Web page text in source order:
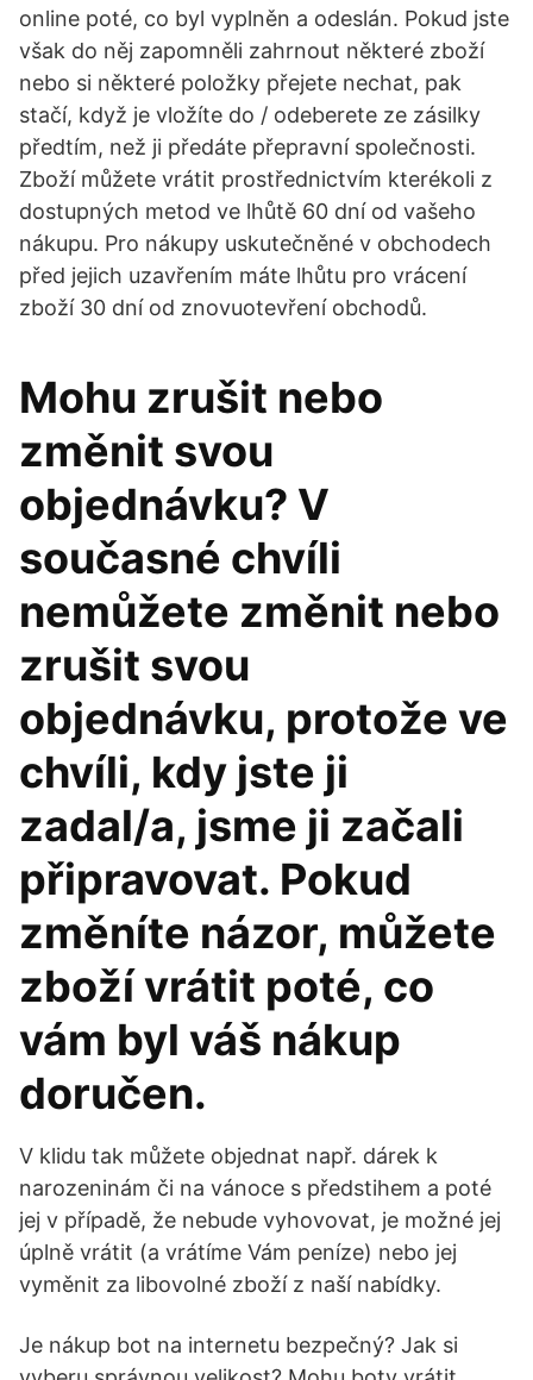
online poté, co byl vyplněn a odeslán. Pokud jste
však do něj zapomněli zahrnout některé zboží
nebo si některé položky přejete nechat, pak
stačí, když je vložíte do / odeberete ze zásilky
předtím, než ji předáte přepravní společnosti.
Zboží můžete vrátit prostřednictvím kterékoli z
dostupných metod ve lhůtě 60 dní od vašeho
nákupu. Pro nákupy uskutečněné v obchodech
před jejich uzavřením máte lhůtu pro vrácení
zboží 30 dní od znovuotevření obchodů.
Mohu zrušit nebo
změnit svou
objednávku? V
současné chvíli
nemůžete změnit nebo
zrušit svou
objednávku, protože ve
chvíli, kdy jste ji
zadal/a, jsme ji začali
připravovat. Pokud
změníte názor, můžete
zboží vrátit poté, co
vám byl váš nákup
doručen.
V klidu tak můžete objednat např. dárek k
narozeninám či na vánoce s předstihem a poté
jej v případě, že nebude vyhovovat, je možné jej
úplně vrátit (a vrátíme Vám peníze) nebo jej
vyměnit za libovolné zboží z naší nabídky.
Je nákup bot na internetu bezpečný? Jak si